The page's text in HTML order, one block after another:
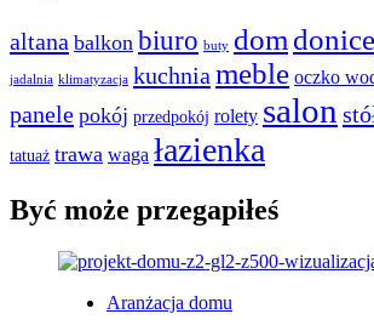
altana balkon biuro buty dom donice
jadalnia klimatyzacja kuchnia meble oczko
panele pokój przedpokój rolety salon
tatuaż trawa waga łazienka
Być może przegapiłeś
Aranżacja domu